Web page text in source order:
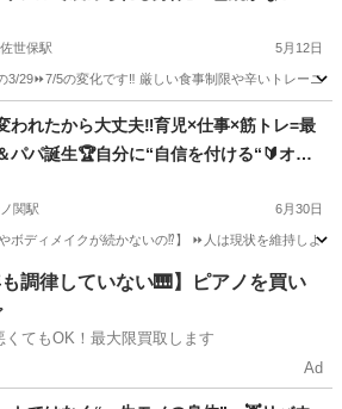
🏋️“痩せる”でなく“圧倒的に変わる”☺️
世保駅 5月12日
3/29⏩7/5の変化です‼️ 厳しい食事制限や辛いトレーニ
保駅 その他
われたから大丈夫‼️育児×仕事×筋トレ=最
パパ誕生🏆自分に“自信を付ける“🔰オン
関駅 6月30日
ボディメイクが続かないの⁉️】 ⏩人は現状を維持しよ
その他
も調律していない🎹】ピアノを買い
くてもOK！最大限買取します
Ad